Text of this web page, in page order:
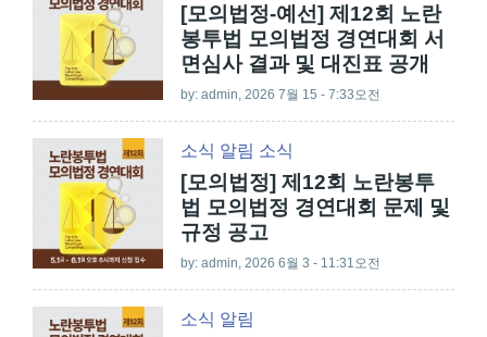
[모의법정-예선] 제12회 노란
봉투법 모의법정 경연대회 서
면심사 결과 및 대진표 공개
by: admin , 2026 7월 15 - 7:33오전
소식 알림 소식
[모의법정] 제12회 노란봉투
법 모의법정 경연대회 문제 및
규정 공고
by: admin , 2026 6월 3 - 11:31오전
소식 알림